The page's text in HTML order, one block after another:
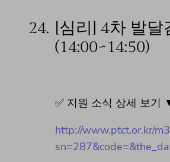
24. [심리] 4차 발달
(14:00~14:50)
✅ 지원 소식 상세 보기
http://www.ptct.or.kr/